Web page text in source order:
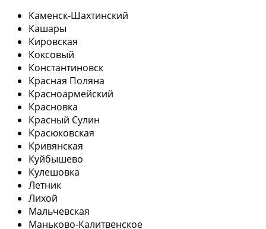
Каменск-Шахтинский
Кашары
Кировская
Коксовый
Константиновск
Красная Поляна
Красноармейский
Красновка
Красный Сулин
Красюковская
Кривянская
Куйбышево
Кулешовка
Летник
Лихой
Мальчевская
Маньково-Калитвенское